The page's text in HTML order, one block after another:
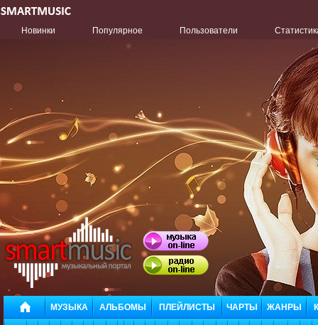
Новинки Популярное Пользователи
МУЗЫКА АЛЬБОМЫ ПЛЕЙЛИСТЫ ЧАРТЫ ЖАНРЫ